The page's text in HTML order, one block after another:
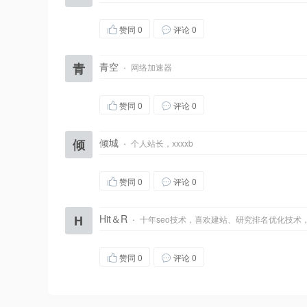
赞同 0 评论 0
青 青空 · 网络加速器
赞同 0 评论 0
倾 倾城 · 个人站长，xxxxb
赞同 0 评论 0
H Hit＆R · 十年seo技术，喜欢建站、研究排名优化技术
赞同 0 评论 0